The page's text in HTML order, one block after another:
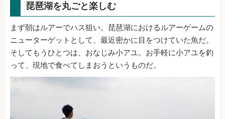
琵琶湖を丸ごと楽しむ
まず朝はルアーでハス狙い。琵琶湖におけるルアーゲームの
ニューターゲットとして、最近密かに目をつけていた魚だ。
そしてもうひとつは、おなじみ小アユ。お手軽に小アユを釣
って、現地で食べてしまおうというものだ。